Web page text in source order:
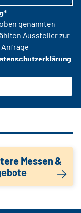
genannten
Aussteller zur
Messen &